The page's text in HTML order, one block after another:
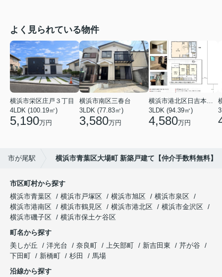
よく見られている物件
横浜市栄区庄戸３丁目
4LDK (100.19㎡)
5,190万円
横浜市南区三春台
3LDK (77.83㎡)
3,580万円
3LDK (94.39㎡)
4,580万円
市が尾駅 横浜市青葉区大場町 新築戸建て【仲介手数料無料】
市区町村から探す
横浜市青葉区
横浜市戸塚区 横浜市旭区
横浜市泉区
横浜市港南区
横浜市鶴見区 横浜市港北区
横浜市金沢区
横浜市磯子区
横浜市保土ケ谷区
町名から探す
美しが丘
洋光台 奈良町 上矢部町 新吉田東
芹が谷
下田町
新橋町 杉田
馬場
沿線から探す